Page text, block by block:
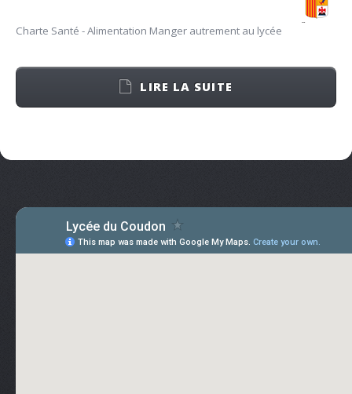
Charte Santé - Alimentation Manger autrement au lycée
LIRE LA SUITE